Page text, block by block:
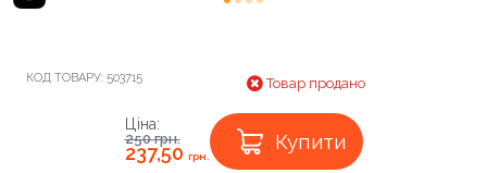
КОД ТОВАРУ: 503715 Товар продано
Ціна:
250грн.
237,50 грн.
Купити